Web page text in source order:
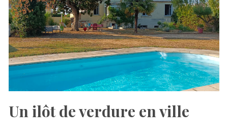
Un ilôt de verdure en ville